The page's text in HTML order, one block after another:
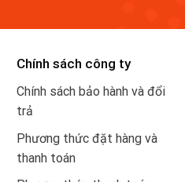
Chính sách công ty
Chính sách bảo hành và đổi
trả
Phương thức đặt hàng và
thanh toán